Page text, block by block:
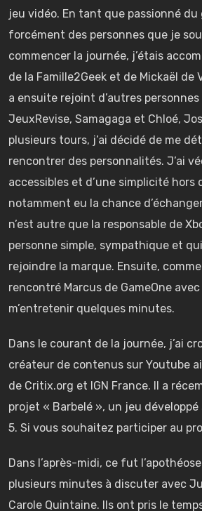
jeu vidéo. En tant que passionné du
forcément des personnes que je
commencer la journée, j’étais
de la Famille2Geek et de Mickaël de
a ensuite rejoint d’autres
JeuxRevise, Samagaga et Chloé,
plusieurs tours, j’ai décidé de me
rencontrer des personnalités. J’ai
accessibles et d’une simplicité hors
notamment eu la chance
n’est autre que la responsable de
personne simple, sympathique et
rejoindre la marque. Ensuite, comme
rencontré Marcus de GameOne avec
m’entretenir quelques minutes.
Dans le courant de la journée, j’ai
créateur de contenus sur Youtube
de Critix.org et IGN France. Il a
projet « Barbelé », un jeu développé
5. Si vous souhaitez participer au
Dans l’après-midi, ce fut
plusieurs minutes à discuter avec
Carole Quintaine. Ils ont pris le